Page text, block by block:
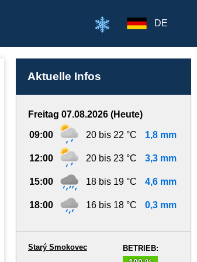
DE
Aktuelle Infos
Freitag 07.08.2026 (Heute)
09:00 20 bis 22 °C 1,8 mm
12:00 20 bis 23 °C 3,3 mm
15:00 18 bis 19 °C 4,6 mm
18:00 16 bis 18 °C 0,3 mm
BETRIEB:
Starý Smokovec